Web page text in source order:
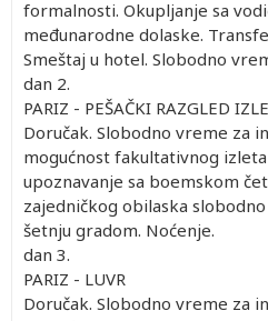
formalnosti. Okupljanje sa
međunarodne dolaske.
Smeštaj u hotel. Slobodno
dan 2.
PARIZ - PEŠAČKI RAZGLED
Doručak. Slobodno vreme za
mogućnost fakultativnog
upoznavanje sa boemskom
zajedničkog obilaska
šetnju gradom. Noćenje.
dan 3.
PARIZ - LUVR
Doručak. Slobodno vreme za